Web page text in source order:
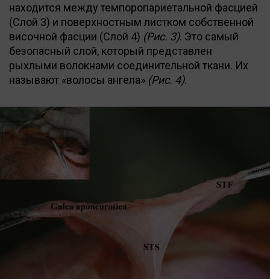
находится между темпоропариетальной фасцией
(Слой 3) и поверхностным листком собственной
височной фасции (Слой 4) (Рис. 3). Это самый
безопасный слой, который представлен
рыхлыми волокнами соединительной ткани. Их
называют «волосы ангела» (Рис. 4).